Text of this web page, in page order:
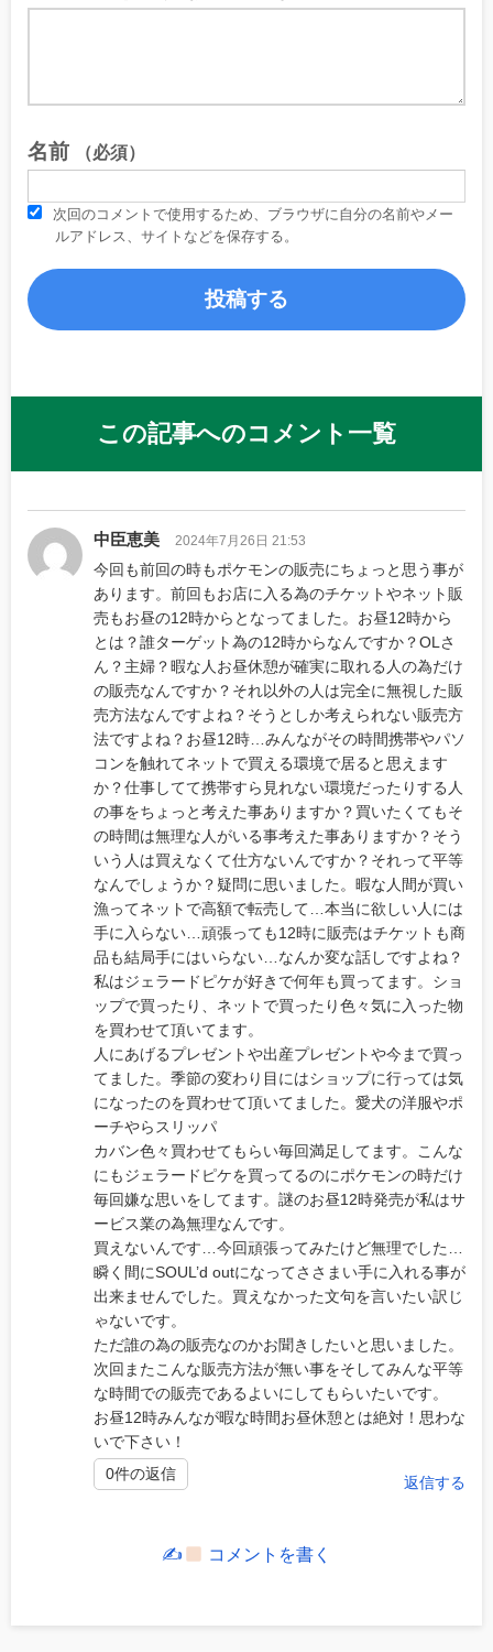
名前 （必須）
次回のコメントで使用するため、ブラウザに自分の名前やメー
ルアドレス、サイトなどを保存する。
この記事へのコメント一覧
中臣恵美 2024年7月26日 21:53
今回も前回の時もポケモンの販売にちょっと思う事が
あります。前回もお店に入る為のチケットやネット販
売もお昼の12時からとなってました。お昼12時から
とは？誰ターゲット為の12時からなんですか？OLさ
ん？主婦？暇な人お昼休憩が確実に取れる人の為だけ
の販売なんですか？それ以外の人は完全に無視した販
売方法なんですよね？そうとしか考えられない販売方
法ですよね？お昼12時…みんながその時間携帯やパソ
コンを触れてネットで買える環境で居ると思えます
か？仕事してて携帯すら見れない環境だったりする人
の事をちょっと考えた事ありますか？買いたくてもそ
の時間は無理な人がいる事考えた事ありますか？そう
いう人は買えなくて仕方ないんですか？それって平等
なんでしょうか？疑問に思いました。暇な人間が買い
漁ってネットで高額で転売して…本当に欲しい人には
手に入らない…頑張っても12時に販売はチケットも商
品も結局手にはいらない…なんか変な話しですよね？
私はジェラードピケが好きで何年も買ってます。ショ
ップで買ったり、ネットで買ったり色々気に入った物
を買わせて頂いてます。
人にあげるプレゼントや出産プレゼントや今まで買っ
てました。季節の変わり目にはショップに行っては気
になったのを買わせて頂いてました。愛犬の洋服やポ
ーチやらスリッパ
カバン色々買わせてもらい毎回満足してます。こんな
にもジェラードピケを買ってるのにポケモンの時だけ
毎回嫌な思いをしてます。謎のお昼12時発売が私はサ
ービス業の為無理なんです。
買えないんです…今回頑張ってみたけど無理でした…
瞬く間にSOUL’d outになってささまい手に入れる事が
出来ませんでした。買えなかった文句を言いたい訳じ
ゃないです。
ただ誰の為の販売なのかお聞きしたいと思いました。
次回またこんな販売方法が無い事をそしてみんな平等
な時間での販売であるよいにしてもらいたいです。
お昼12時みんなが暇な時間お昼休憩とは絶対！思わな
いで下さい！
返信する
0件の返信
✍ コメントを書く